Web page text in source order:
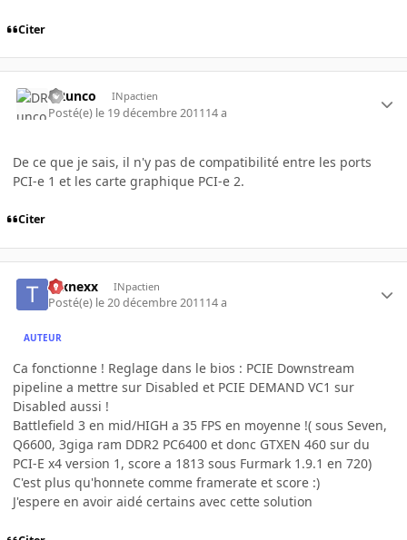
Citer
DRunco INpactien
Posté(e) le 19 décembre 201114 a
De ce que je sais, il n'y pas de compatibilité entre les ports
PCI-e 1 et les carte graphique PCI-e 2.
Citer
texnexx INpactien
Posté(e) le 20 décembre 201114 a
AUTEUR
Ca fonctionne ! Reglage dans le bios : PCIE Downstream
pipeline a mettre sur Disabled et PCIE DEMAND VC1 sur
Disabled aussi !
Battlefield 3 en mid/HIGH a 35 FPS en moyenne !( sous Seven,
Q6600, 3giga ram DDR2 PC6400 et donc GTXEN 460 sur du
PCI-E x4 version 1, score a 1813 sous Furmark 1.9.1 en 720)
C'est plus qu'honnete comme framerate et score :)
J'espere en avoir aidé certains avec cette solution